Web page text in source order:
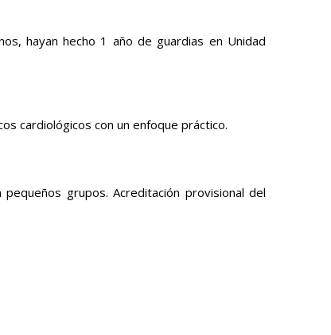
hayan hecho 1 año de guardias en Unidad
cardiológicos con un enfoque práctico.
grupos. Acreditación provisional del